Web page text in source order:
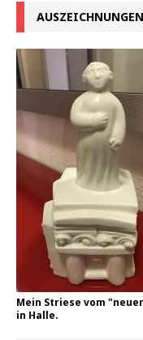
AUSZEICHNUNGEN
Mein Striese vom
in Halle.